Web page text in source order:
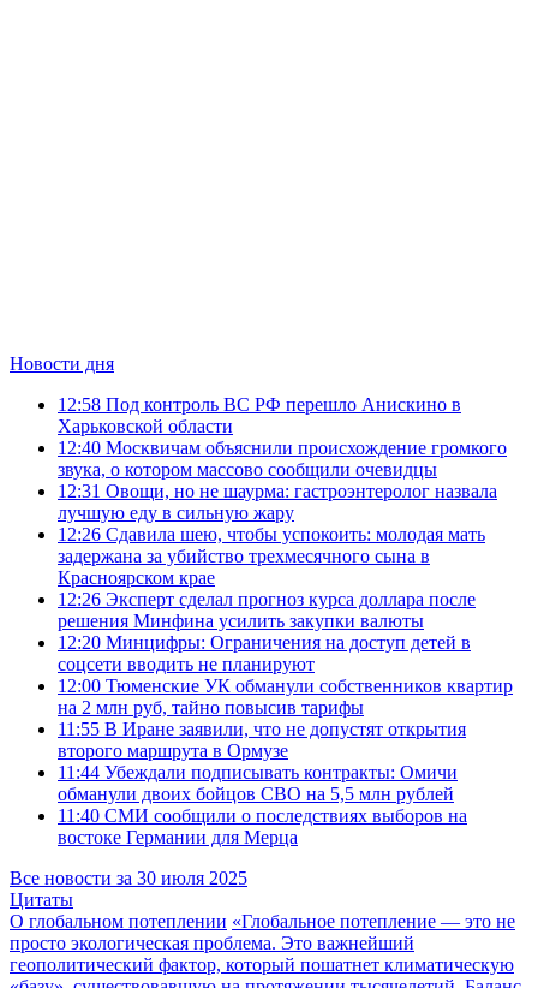
Новости дня
12:58 Под контроль ВС РФ перешло Анискино в
Харьковской области
12:40 Москвичам объяснили происхождение громкого
звука, о котором массово сообщили очевидцы
12:31 Овощи, но не шаурма: гастроэнтеролог назвала
лучшую еду в сильную жару
12:26 Сдавила шею, чтобы успокоить: молодая мать
задержана за убийство трехмесячного сына в
Красноярском крае
12:26 Эксперт сделал прогноз курса доллара после
решения Минфина усилить закупки валюты
12:20 Минцифры: Ограничения на доступ детей в
соцсети вводить не планируют
12:00 Тюменские УК обманули собственников квартир
на 2 млн руб, тайно повысив тарифы
11:55 В Иране заявили, что не допустят открытия
второго маршрута в Ормузе
11:44 Убеждали подписывать контракты: Омичи
обманули двоих бойцов СВО на 5,5 млн рублей
11:40 СМИ сообщили о последствиях выборов на
востоке Германии для Мерца
Все новости за 30 июля 2025
Цитаты
О глобальном потеплении «Глобальное потепление — это не
просто экологическая проблема. Это важнейший
геополитический фактор, который пошатнет климатическую